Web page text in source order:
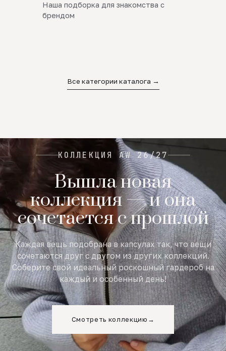
Наша подборка для знакомства с
брендом
Новинки
SALE
Все категории каталога →
КОЛЛЕКЦИЯ AW 26/27
Вышла новая
коллекция — и она
сочетается с прошлой
Каждая вещь подобрана в капсулах так, что вещи
сочетаются друг с другом из других коллекций.
Соберите свой идеальный роскошный гардероб на
каждый и особенный день!
Смотреть коллекцию →